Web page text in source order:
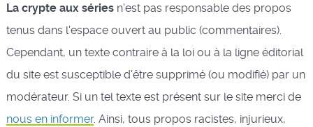
La crypte aux sériesn'est pas responsable des propos
tenus dans l'espace ouvert au public (commentaires).
Cependant, un texte contraire à la loi ou à la ligne éditorial
du site est susceptible d'être supprimé (ou modifié) par un
modérateur. Si un tel texte est présent sur le site merci de
nous en informer. Ainsi, tous propos racistes, injurieux,